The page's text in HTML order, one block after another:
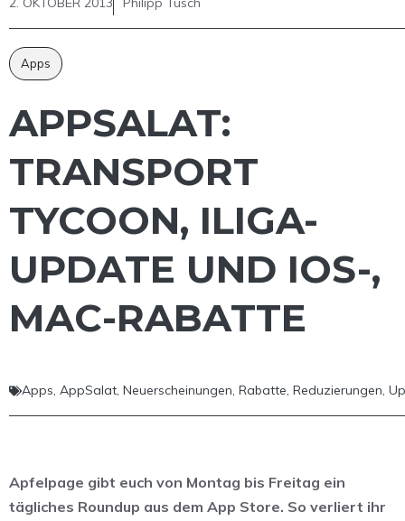
Apps
APPSALAT:
TRANSPORT
TYCOON, ILIGA-
UPDATE UND IOS-,
MAC-RABATTE
Apps, AppSalat, Neuerscheinungen, Rabatte, Reduzierungen,
Apfelpage gibt euch von Montag bis Freitag ein
tägliches Roundup aus dem App Store. So verliert ihr